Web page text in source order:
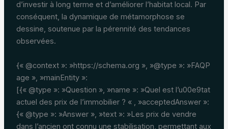
d’investir à long terme et d’améliorer l’habitat local. Par
conséquent, la dynamique de métamorphose se
dessine, soutenue par la pérennité des tendances
observées.
{« @context »: »https://schema.org », »@type »: »FAQP
age », »mainEntity »:
[{« @type »: »Question », »name »: »Quel est l’u00e9tat
actuel des prix de l’immobilier ? « , »acceptedAnswer »:
{« @type »: »Answer », »text »: »Les prix de vendre
dans l’ancien ont connu une stabilisation, permettant aux